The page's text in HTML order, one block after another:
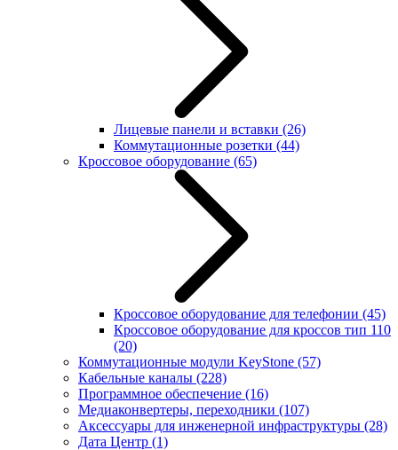
Лицевые панели и вставки (26)
Коммутационные розетки (44)
Кроссовое оборудование (65)
Кроссовое оборудование для телефонии (45)
Кроссовое оборудование для кроссов тип 110
(20)
Коммутационные модули KeyStone (57)
Кабельные каналы (228)
Программное обеспечение (16)
Медиаконвертеры, переходники (107)
Аксессуары для инженерной инфраструктуры (28)
Дата Центр (1)